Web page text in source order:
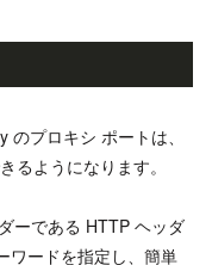
プロキシ ポートは、
るようになります。
ーである HTTP ヘッダ
ワードを指定し、簡単